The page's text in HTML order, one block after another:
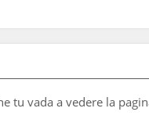
tu vada a vedere la